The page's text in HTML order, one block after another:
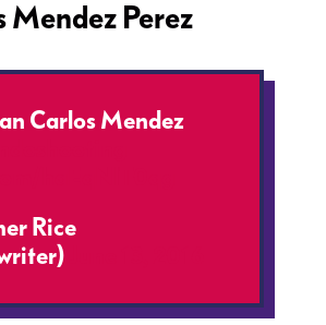
Mendez Perez
Carlos Mendez
Rice